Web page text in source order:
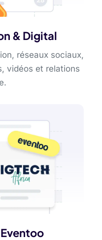
& Digital
réseaux sociaux,
vidéos et relations